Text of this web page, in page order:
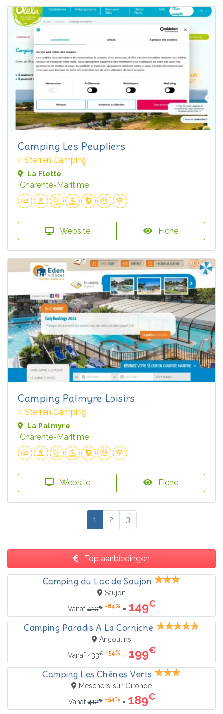
Camping Les Peupliers
4 Sterren Camping
La Flotte
Charente-Maritime
Website Fiche
Camping Palmyre Loisirs
4 Sterren Camping
La Palmyre
Charente-Maritime
Website Fiche
1 2 3
Top aanbiedingen
Camping du Lac de Saujon
Saujon
Vanaf410€ -64% = 149€
Camping Paradis A La Corniche
Angoulins
Vanaf433€ -54% = 199€
Camping Les Chênes Verts
Meschers-sur-Gironde
Vanaf412€ -54% = 189€